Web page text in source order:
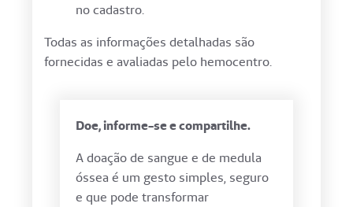
no cadastro.
Todas as informações detalhadas são
fornecidas e avaliadas pelo hemocentro.
Doe, informe-se e compartilhe.
A doação de sangue e de medula
óssea é um gesto simples, seguro
e que pode transformar